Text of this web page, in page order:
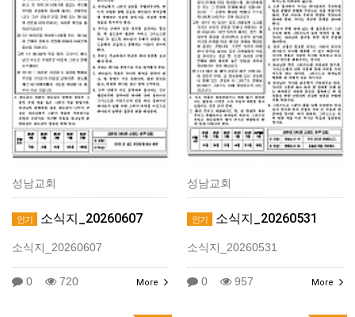
성남교회
인기 소식지_20260607
소식지_20260607
0 720 More
성남교회
인기 소식지_20260531
소식지_20260531
0 957 More